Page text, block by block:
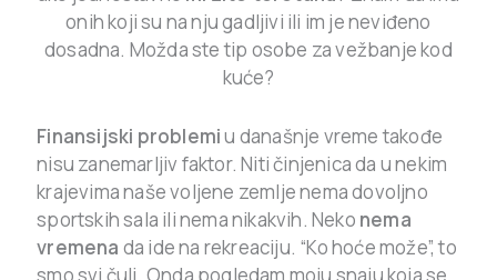
onih koji su na nju gadljivi ili im je neviđeno
dosadna. Možda ste tip osobe za vežbanje kod
kuće?
Finansijski problemiu današnje vreme takođe
nisu zanemarljiv faktor. Niti činjenica da u nekim
krajevima naše voljene zemlje nema dovoljno
sportskih sala ili nema nikakvih. Neko nema
vremena da ide na rekreaciju. “Ko hoće može”, to
smo svi čuli. Onda pogledam moju snaju koja se